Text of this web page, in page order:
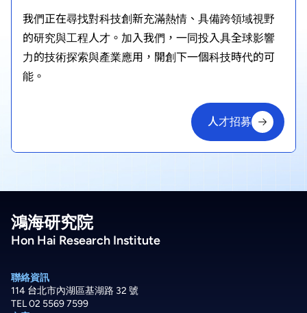
我們正在尋找對科技創新充滿熱情、具備跨領域視野
的研究與工程人才。加入我們，一同投入具全球影響
力的技術探索與產業應用，開創下一個科技時代的可
能。
人才招募
鴻海研究院
Hon Hai Research Institute
聯絡資訊
114 台北市內湖區基湖路 32 號
TEL 02 5569 7599